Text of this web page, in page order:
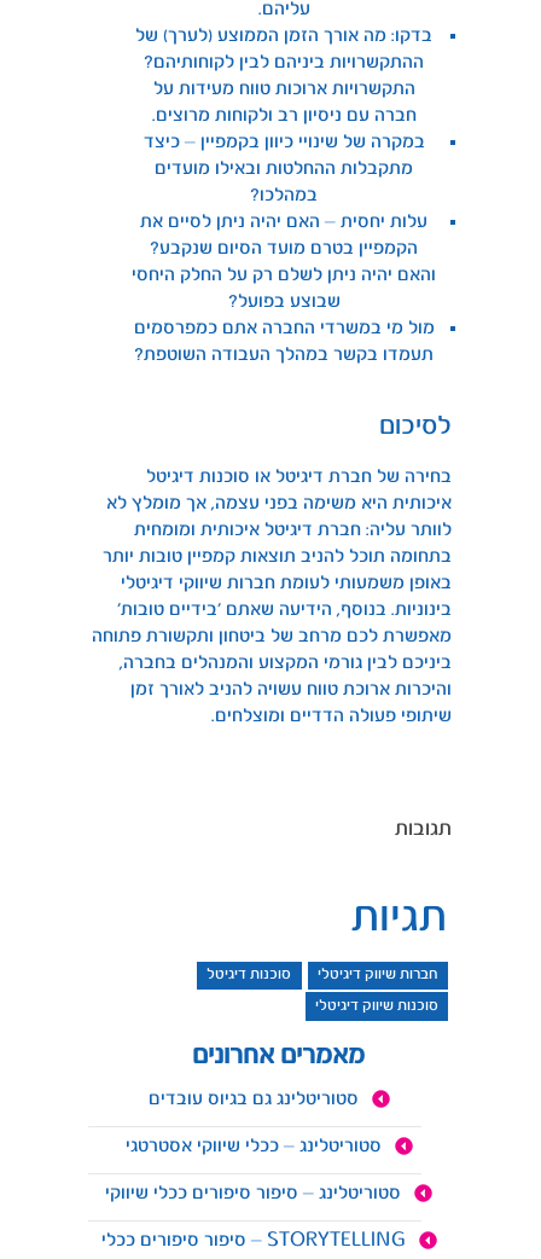
עליהם.
בדקו: מה אורך הזמן הממוצע (לערך) של
ההתקשרויות ביניהם לבין לקוחותיהם?
התקשרויות ארוכות טווח מעידות על
חברה עם ניסיון רב ולקוחות מרוצים.
במקרה של שינויי כיוון בקמפיין – כיצד
מתקבלות ההחלטות ובאילו מועדים
במהלכו?
עלות יחסית – האם יהיה ניתן לסיים את
הקמפיין בטרם מועד הסיום שנקבע?
והאם יהיה ניתן לשלם רק על החלק היחסי
שבוצע בפועל?
מול מי במשרדי החברה אתם כמפרסמים
תעמדו בקשר במהלך העבודה השוטפת?
לסיכום
בחירה של חברת דיגיטל או סוכנות דיגיטל
איכותית היא משימה בפני עצמה, אך מומלץ לא
לוותר עליה: חברת דיגיטל איכותית ומומחית
בתחומה תוכל להניב תוצאות קמפיין טובות יותר
באופן משמעותי לעומת חברות שיווקי דיגיטלי
בינוניות. בנוסף, הידיעה שאתם ‘בידיים טובות’
מאפשרת לכם מרחב של ביטחון ותקשורת פתוחה
ביניכם לבין גורמי המקצוע והמנהלים בחברה,
והיכרות ארוכת טווח עשויה להניב לאורך זמן
שיתופי פעולה הדדיים ומוצלחים.
תגובות
תגיות
חברות שיווק דיגיטלי
סוכנות דיגיטל
סוכנות שיווק דיגיטלי
מאמרים אחרונים
סטוריטלינג גם בגיוס עובדים
סטוריטלינג – ככלי שיווקי אסטרטגי
סטוריטלינג – סיפור סיפורים ככלי שיווקי
STORYTELLING – סיפור סיפורים ככלי